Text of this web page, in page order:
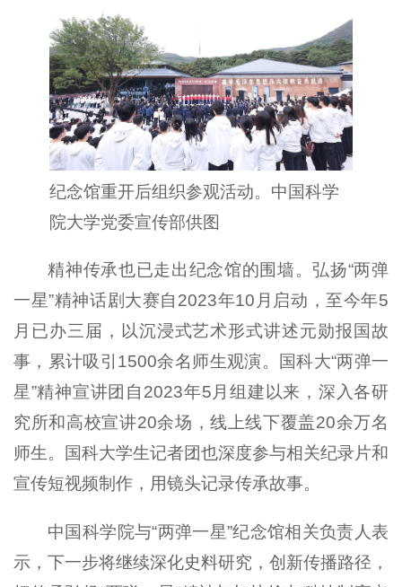
纪念馆重开后组织参观活动。中国科学
院大学党委宣传部供图
精神传承也已走出纪念馆的围墙。弘扬“两弹
一星”精神话剧大赛自2023年10月启动，至今年5
月已办三届，以沉浸式艺术形式讲述元勋报国故
事，累计吸引1500余名师生观演。国科大“两弹一
星”精神宣讲团自2023年5月组建以来，深入各研
究所和高校宣讲20余场，线上线下覆盖20余万名
师生。国科大学生记者团也深度参与相关纪录片和
宣传短视频制作，用镜头记录传承故事。
中国科学院与“两弹一星”纪念馆相关负责人表
示，下一步将继续深化史料研究，创新传播路径，